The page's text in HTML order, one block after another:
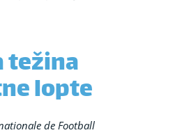
težina
lopte
de Football